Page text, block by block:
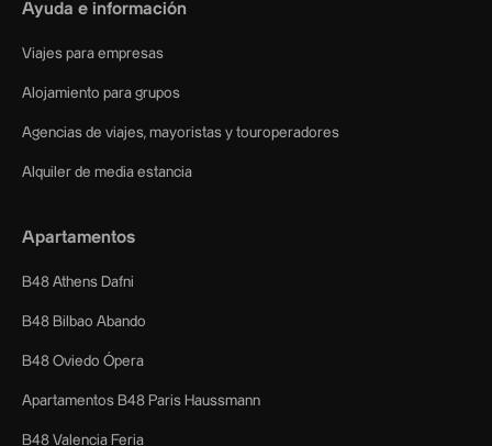
Ayuda e información
Viajes para empresas
Alojamiento para grupos
Agencias de viajes, mayoristas y touroperadores
Alquiler de media estancia
Apartamentos
B48 Athens Dafni
B48 Bilbao Abando
B48 Oviedo Ópera
Apartamentos B48 Paris Haussmann
B48 Valencia Feria